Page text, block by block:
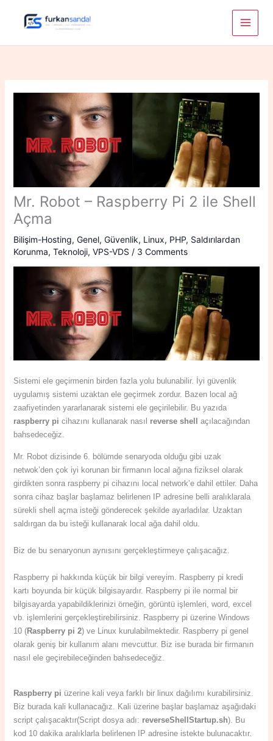
Mr. Robot – Raspberry Pi 2 ile Shell
Açma
Bilişim-Hosting, Genel, Güvenlik, Linux, PHP, Saldırılardan
Korunma, Teknoloji, VPS-VDS / 3 Comments
Sistemi ele geçirmenin birden fazla yolu bulunabilir. İyi güvenlik
uygulamış sistemi uzaktan ele geçirmek zordur. Bazen local ağ
zaafiyetinden yararlanarak sistemi ele geçirilebilir. Bu yazıda
raspberry pi cihazını kullanarak nasıl reverse shell açılacağından
bahsedeceğiz.
Mr. Robot dizisinde 6. bölümde senaryoda olduğu gibi uzak
netwok’den çok iyi korunan bir firmanın local ağına fiziksel olarak
girdikten sonra raspberry pi cihazını local network’e dahil ettiler. Daha
sonra cihaz başlar başlamaz belirlenen IP adresine belli aralıklarala
sürekli shell açma isteği gönderecek şekilde ayarladılar. Uzaktan
saldırgan da bu isteği kullanarak local ağa dahil oldu.
Biz de bu senaryonun aynısını gerçekleştirmeye çalışacağız.
Raspberry pi hakkında küçük bir bilgi vereyim. Raspberry pi kredi
kartı boyunda bir küçük bilgisayardır. Raspberry pi ile normal bir
bilgisayarda yapabildiklerinizi örneğin, görüntü işlemleri, word, excel
vb. işlemlerini gerçekleştirebilirsiniz. Raspberry pi üzerine Windows
10 (Raspberry pi 2) ve Linux kurulabilmektedir. Raspberry pi genel
olarak geniş bir kullanım alanı mevcuttur. Biz ise burada bir firmanın
nasıl ele geçirebileceğinden bahsedeceğiz.
Raspberry pi üzerine kali veya farklı bir linux dağılımı kurabilirsiniz.
Biz burada kali kullanacağız. Kali üzerine başlar başlamaz aşağıdaki
script çalışacaktır(Script dosya adı: reverseShellStartup.sh). Bu
kod 10 dakika aralıklarla belirlenen IP adresine istekte bulunacaktır.